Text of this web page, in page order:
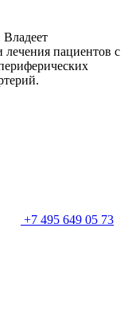
Владеет
пациентов с
+7 495 649 05 73